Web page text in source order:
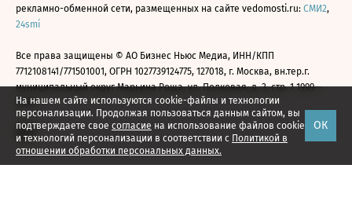
На нашем сайте используются cookie-файлы и технологии
персонализации. Продолжая пользоваться данным сайтом, вы
подтверждаете свое согласие на использование файлов cookie
и технологий персонализации в соответствии с Политикой в
отношении обработки персональных данных.
ОК
рекламно-обменной сети, размещенных на сайте vedomosti.ru: СМИ2,
24smi
Все права защищены © АО Бизнес Ньюс Медиа, ИНН/КПП
7712108141/771501001, ОГРН 1027739124775, 127018, г. Москва, вн.тер.г.
муниципальный округ Марьина Роща, ул. Полковая, д. 3, стр. 1 1999—
2026